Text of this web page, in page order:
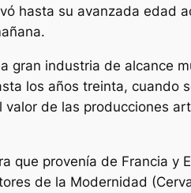
hasta su avanzada edad
gran industria de alcance
los años treinta, cuando
valor de las producciones
que provenía de Francia y
de la Modernidad